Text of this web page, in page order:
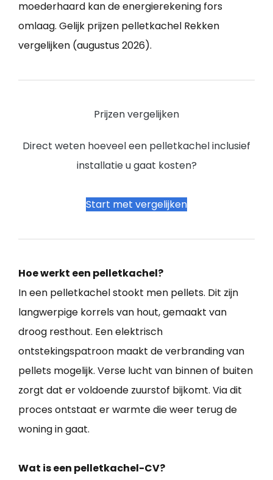
moederhaard kan de energierekening fors
omlaag. Gelijk prijzen pelletkachel Rekken
vergelijken (augustus 2026).
Prijzen vergelijken
Direct weten hoeveel een pelletkachel inclusief
installatie u gaat kosten?
Start met vergelijken
Hoe werkt een pelletkachel?
In een pelletkachel stookt men pellets. Dit zijn
langwerpige korrels van hout, gemaakt van
droog resthout. Een elektrisch
ontstekingspatroon maakt de verbranding van
pellets mogelijk. Verse lucht van binnen of buiten
zorgt dat er voldoende zuurstof bijkomt. Via dit
proces ontstaat er warmte die weer terug de
woning in gaat.
Wat is een pelletkachel-CV?